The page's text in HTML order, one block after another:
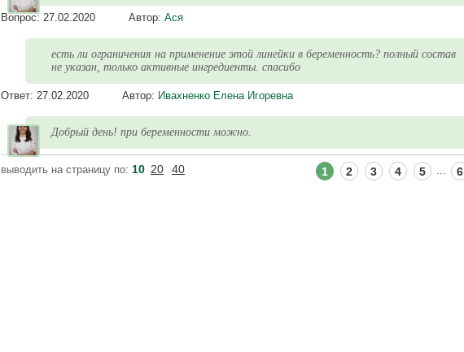
Вопрос: 27.02.2020 Автор: Ася
есть ли ограничения на применение этой линейки в беременность? полный состав
не указан, только активные ингредиенты. спасибо
Ответ: 27.02.2020 Автор: Ивахненко Елена Игоревна
Добрый день! при беременности можно.
выводить на страницу по: 10 20 40 1 2 3 4 5 6